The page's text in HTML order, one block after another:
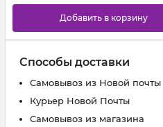
Добавить в корзину
Способы доставки
Самовывоз из Новой почты
Курьер Новой Почты
Самовывоз из магазина